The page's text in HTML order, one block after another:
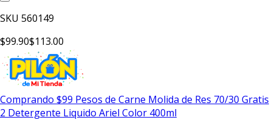
SKU 560149
$99.90$113.00
Comprando $99 Pesos de Carne Molida de Res 70/30 Gratis
2 Detergente Liquido Ariel Color 400ml